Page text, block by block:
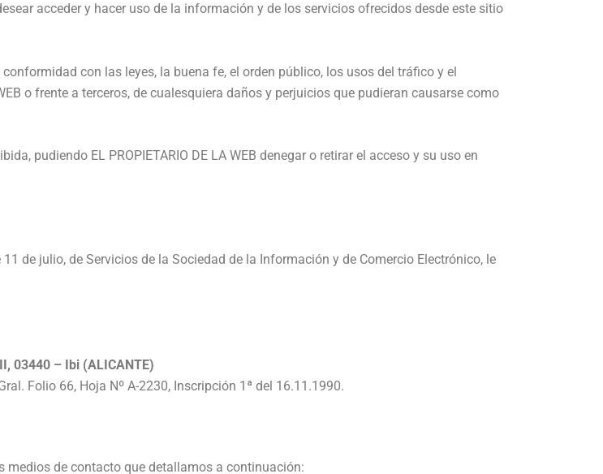
acceder y hacer uso de la información y de los servicios ofrecidos desde este sitio
con las leyes, la buena fe, el orden público, los usos del tráfico y el
o frente a terceros, de cualesquiera daños y perjuicios que pudieran causarse como
pudiendo EL PROPIETARIO DE LA WEB denegar o retirar el acceso y su uso en
de julio, de Servicios de la Sociedad de la Información y de Comercio Electrónico, le
03440 – Ibi (ALICANTE)
Folio 66, Hoja Nº A-2230, Inscripción 1ª del 16.11.1990.
medios de contacto que detallamos a continuación: